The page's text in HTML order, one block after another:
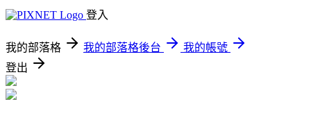
登入
我的部落格 我的部落格後台
我的帳號
登出